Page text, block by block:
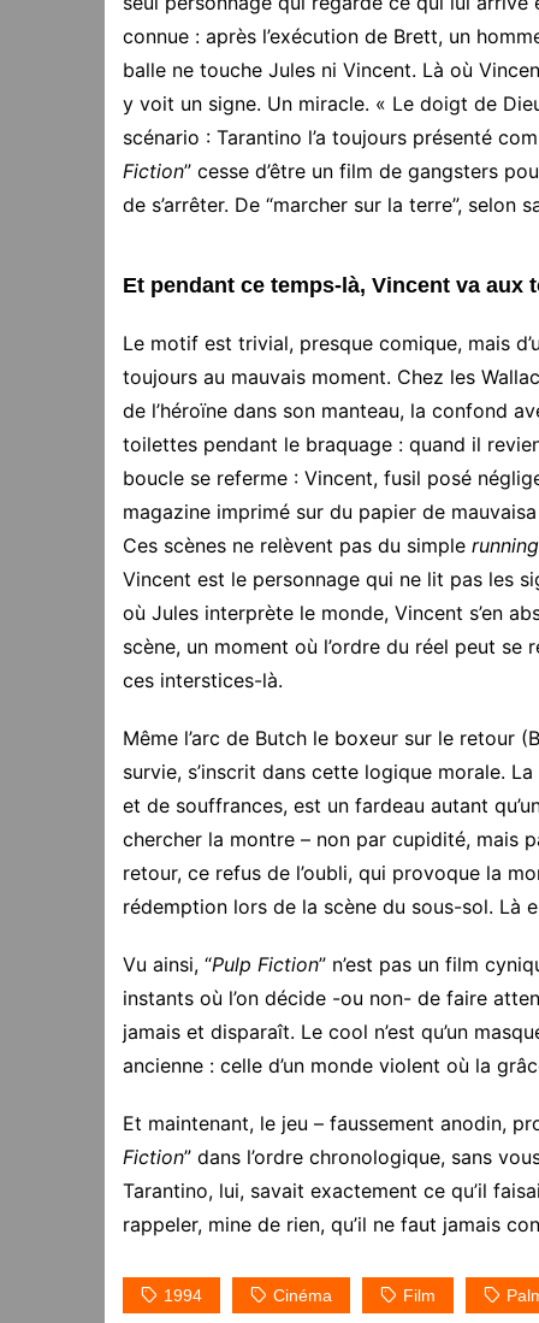
connue : après l’exécution de Brett, un
balle ne touche Jules ni Vincent. Là où
y voit un signe. Un miracle. « Le doigt de
scénario : Tarantino l’a toujours présenté
Fiction” cesse d’être un film de gangsters
de s’arrêter. De “marcher sur la terre”, selon
Et pendant ce temps-là, Vincent va aux
Le motif est trivial, presque comique, mais
toujours au mauvais moment. Chez les
de l’héroïne dans son manteau, la confond
toilettes pendant le braquage : quand il
boucle se referme : Vincent, fusil posé
magazine imprimé sur du papier de
Ces scènes ne relèvent pas du simple
Vincent est le personnage qui ne lit pas les
où Jules interprète le monde, Vincent s’en
scène, un moment où l’ordre du réel peut
ces interstices-là.
Même l’arc de Butch le boxeur sur le retour
survie, s’inscrit dans cette logique morale.
et de souffrances, est un fardeau autant
chercher la montre – non par cupidité, mais
retour, ce refus de l’oubli, qui provoque la
rédemption lors de la scène du sous-sol. Là
Vu ainsi, “Pulp Fiction” n’est pas un film
instants où l’on décide -ou non- de faire
jamais et disparaît. Le cool n’est qu’un
ancienne : celle d’un monde violent où la
Et maintenant, le jeu – faussement anodin,
Fiction” dans l’ordre chronologique, sans
Tarantino, lui, savait exactement ce qu’il
rappeler, mine de rien, qu’il ne faut jamais
1994 Cinéma Film